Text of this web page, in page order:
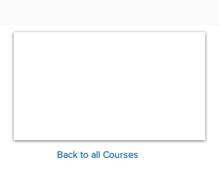
Back to all Courses